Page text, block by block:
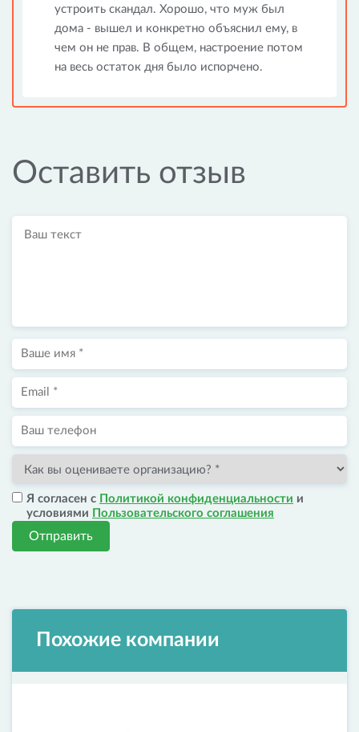
устроить скандал. Хорошо, что муж был
дома - вышел и конкретно объяснил ему, в
чем он не прав. В общем, настроение потом
на весь остаток дня было испорчено.
Оставить отзыв
Я согласен с Политикой конфиденциальности и
условиями Пользовательского соглашения
Отправить
Похожие компании